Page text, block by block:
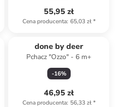
55,95 zł
Cena producenta: 65,03 zł*
done by deer
Pchacz "Ozzo" - 6 m+
-16%
46,95 zł
Cena producenta: 56,33 zł*